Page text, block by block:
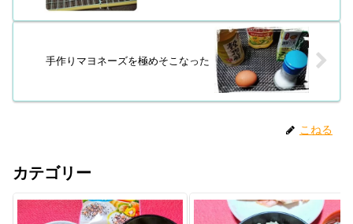
手作りマヨネーズを極めそこなった
こねる
カテゴリー